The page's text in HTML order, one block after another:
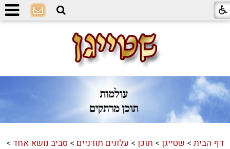
דף הבית > שטייגן > תוכן > עלונים תורניים > סביב נושא אחד >